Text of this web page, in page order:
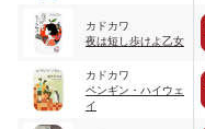
カドカワ
夜は短し歩けよ乙女
カドカワ
ペンギン・ハイウェ
イ